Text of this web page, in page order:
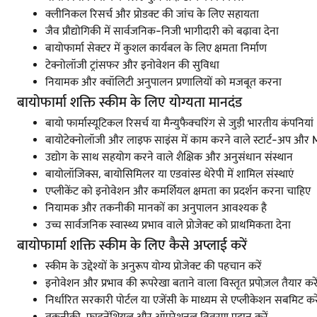
क्लीनिकल रिसर्च और प्रोडक्ट की जांच के लिए सहायता
जैव प्रौद्योगिकी में सार्वजनिक-निजी भागीदारी को बढ़ावा देना
बायोफार्मा सेक्टर में कुशल कार्यबल के लिए क्षमता निर्माण
टेक्नोलॉजी ट्रांसफर और इनोवेशन की सुविधा
नियामक और क्वॉलिटी अनुपालन प्रणालियों को मजबूत करना
बायोफार्मा शक्ति स्कीम के लिए योग्यता मानदंड
बायो फार्मास्यूटिकल रिसर्च या मैन्युफैक्चरिंग से जुड़ी भारतीय कंपनियां
बायोटेक्नोलॉजी और लाइफ साइंस में काम करने वाले स्टार्ट-अप और
उद्योग के साथ सहयोग करने वाले शैक्षिक और अनुसंधान संस्थान
बायोलॉजिक्स, बायोसिमिलर या एडवांस्ड थेरेपी में शामिल संस्थाएं
एप्लीकेंट को इनोवेशन और कमर्शियल क्षमता का प्रदर्शन करना चाहिए
नियामक और तकनीकी मानकों का अनुपालन आवश्यक है
उच्च सार्वजनिक स्वास्थ्य प्रभाव वाले प्रोजेक्ट को प्राथमिकता देना
बायोफार्मा शक्ति स्कीम के लिए कैसे अप्लाई करें
स्कीम के उद्देश्यों के अनुरूप योग्य प्रोजेक्ट की पहचान करें
इनोवेशन और प्रभाव की रूपरेखा बताने वाला विस्तृत प्रपोज़ल तैयार
निर्धारित सरकारी पोर्टल या एजेंसी के माध्यम से एप्लीकेशन सबमिट